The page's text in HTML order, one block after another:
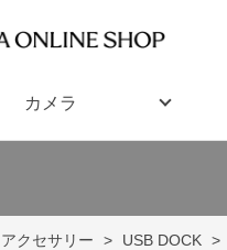
カメラ
アクセサリー > USB DOCK >